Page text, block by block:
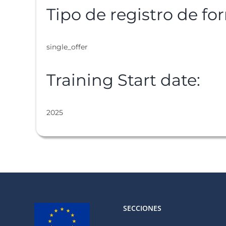
Tipo de registro de
single_offer
Training Start date:
2025
SECCIONES